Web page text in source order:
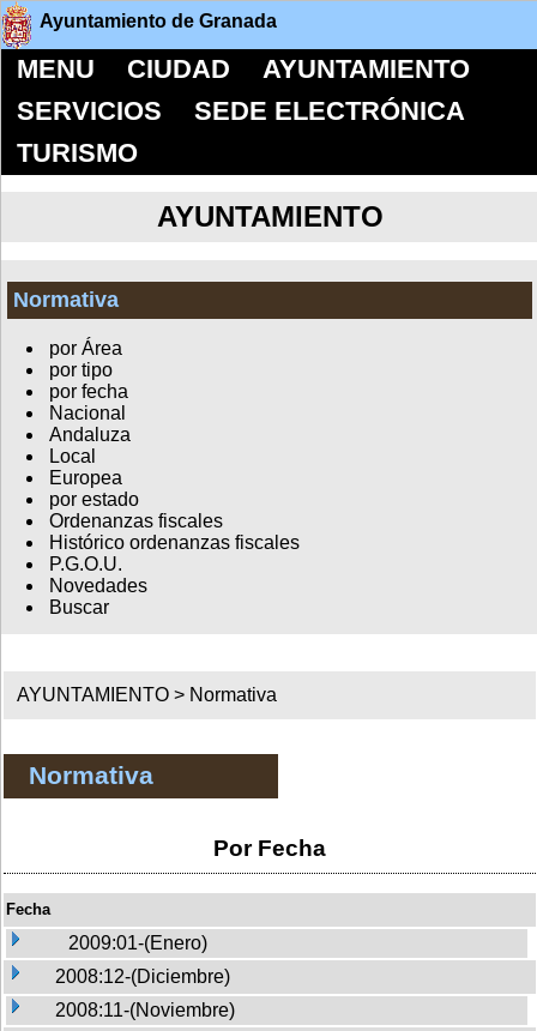
Ayuntamiento de Granada
MENU CIUDAD
AYUNTAMIENTO
SERVICIOS
SEDE ELECTRÓNICA
TURISMO
AYUNTAMIENTO
Normativa
por Área
por tipo
por fecha
Nacional
Andaluza
Local
Europea
por estado
Ordenanzas fiscales
Histórico ordenanzas fiscales
P.G.O.U.
Novedades
Buscar
AYUNTAMIENTO > Normativa
Normativa
Por Fecha
Fecha
2009:01-(Enero)
2008:12-(Diciembre)
2008:11-(Noviembre)